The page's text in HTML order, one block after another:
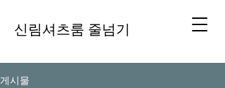
신림셔츠룸 줄넘기
게시물